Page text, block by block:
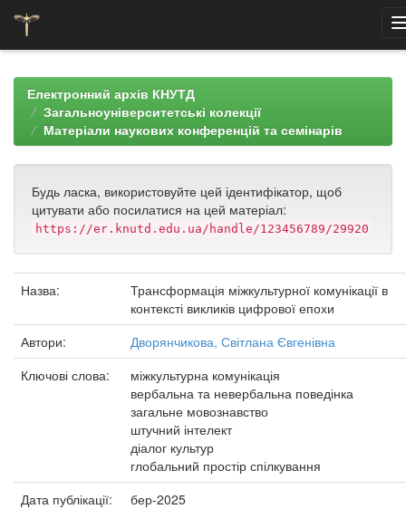
navigationЕлектронний архів КНУТД
Загальноуніверситетські колекції
Матеріали наукових конференцій та семінарів
Будь ласка, використовуйте цей ідентифікатор, щоб
цитувати або посилатися на цей матеріал:
https://er.knutd.edu.ua/handle/123456789/29920
Назва:
Трансформація міжкультурної комунікації в
контексті викликів цифрової епохи
Автори:
Дворянчикова, Світлана Євгенівна
Ключові слова:
міжкультурна комунікація
вербальна та невербальна поведінка
загальне мовознавство
штучний інтелект
діалог культур
глобальний простір спілкування
Дата публікації:
бер-2025